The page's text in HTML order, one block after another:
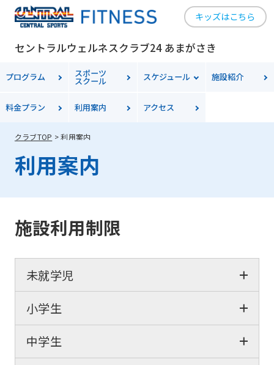
キッズはこちら
セントラルウェルネスクラブ24 あまがさき
プログラム スポーツ
スクール スケジュール 施設紹介
料金プラン 利用案内 アクセス
クラブTOP 利用案内
利用案内
施設利用制限
未就学児
小学生
中学生